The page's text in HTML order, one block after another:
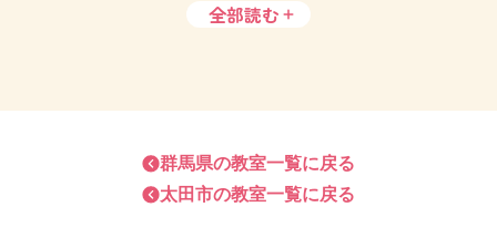
トイズアカデミージュニア。
イオンモール太田教室には全てのコースが揃い、一貫
全部読む
群馬県の教室一覧に戻る
太田市の教室一覧に戻る